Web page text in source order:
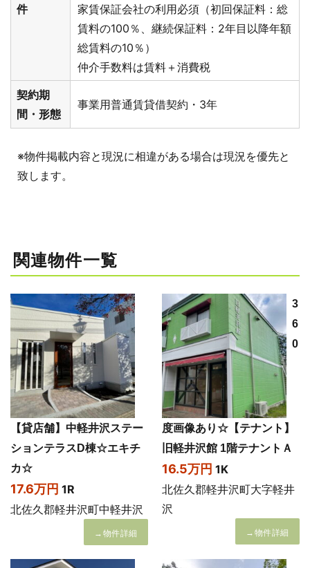
件
家賃保証会社の利用必須（初回保証料：総
賃料の100％、継続保証料：2年目以降年額
総賃料の10％）
仲介手数料は賃料＋消費税
契約期
間・形態
事業用普通賃貸借契約・3年
※物件掲載内容と現況に相違がある場合は現況を優先と
致します。
関連物件一覧
【貸店舗】中軽井沢ステー
ションテラスD棟☆エキチ
カ☆
17.6万円 1R
北佐久郡軽井沢町中軽井沢
→物件詳細
3
6
0
度画像あり☆【テナント】
旧軽井沢館 1階テナントＡ
16.5万円 1K
北佐久郡軽井沢町大字軽井
沢
→物件詳細